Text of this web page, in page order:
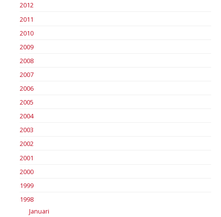
2012
2011
2010
2009
2008
2007
2006
2005
2004
2003
2002
2001
2000
1999
1998
Januari